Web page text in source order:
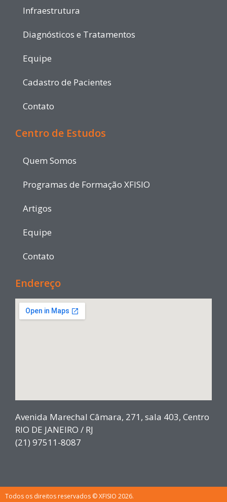
Infraestrutura
Diagnósticos e Tratamentos
Equipe
Cadastro de Pacientes
Contato
Centro de Estudos
Quem Somos
Programas de Formação XFISIO
Artigos
Equipe
Contato
Endereço
Avenida Marechal Câmara, 271, sala 403, Centro
RIO DE JANEIRO / RJ
(21) 97511-8087
Todos os direitos reservados © XFISIO 2026.